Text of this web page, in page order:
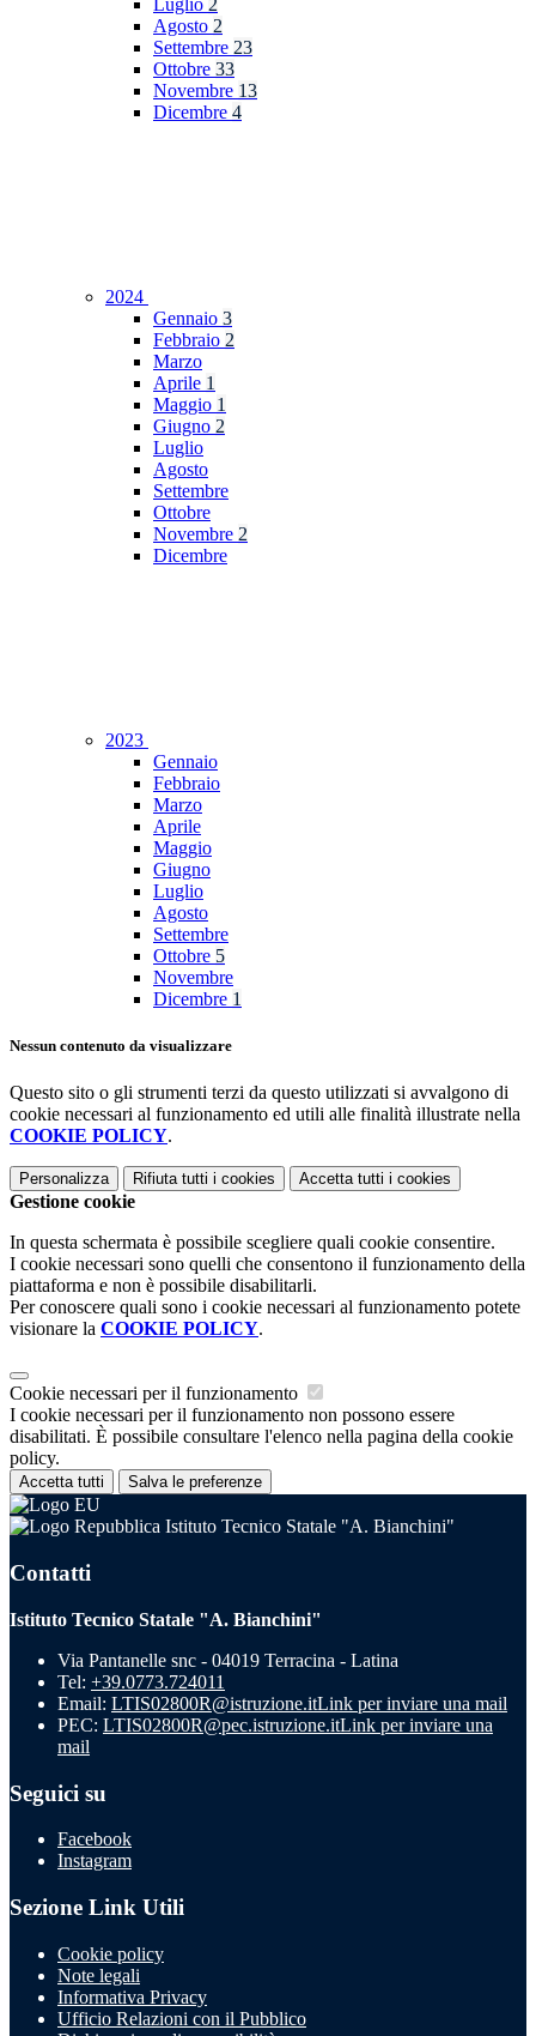
Luglio 2
Agosto 2
Settembre 23
Ottobre 33
Novembre 13
Dicembre 4
2024
Gennaio 3
Febbraio 2
Marzo
Aprile 1
Maggio 1
Giugno 2
Luglio
Agosto
Settembre
Ottobre
Novembre 2
Dicembre
2023
Gennaio
Febbraio
Marzo
Aprile
Maggio
Giugno
Luglio
Agosto
Settembre
Ottobre 5
Novembre
Dicembre 1
Nessun contenuto da visualizzare
Questo sito o gli strumenti terzi da questo utilizzati si avvalgono di
cookie necessari al funzionamento ed utili alle finalità illustrate nella
COOKIE POLICY.
Personalizza Rifiuta tutti i cookies Accetta tutti i cookies
Gestione cookie
In questa schermata è possibile scegliere quali cookie consentire.
I cookie necessari sono quelli che consentono il funzionamento della
piattaforma e non è possibile disabilitarli.
Per conoscere quali sono i cookie necessari al funzionamento potete
visionare la COOKIE POLICY.
Cookie necessari per il funzionamento
I cookie necessari per il funzionamento non possono essere
disabilitati. È possibile consultare l'elenco nella pagina della cookie
policy.
Accetta tutti Salva le preferenze
Istituto Tecnico Statale "A. Bianchini"
Contatti
Istituto Tecnico Statale "A. Bianchini"
Via Pantanelle snc - 04019 Terracina - Latina
Tel: +39.0773.724011
Email: LTIS02800R@istruzione.itLink per inviare una mail
PEC: LTIS02800R@pec.istruzione.itLink per inviare una
mail
Seguici su
Facebook
Instagram
Sezione Link Utili
Cookie policy
Note legali
Informativa Privacy
Ufficio Relazioni con il Pubblico